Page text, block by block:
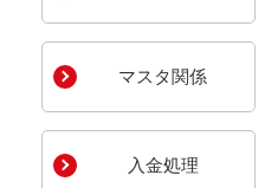
マスタ関係
入金処理